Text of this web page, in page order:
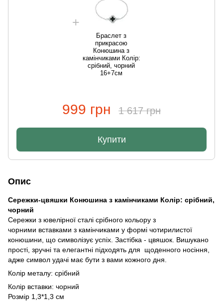
Браслет з
прикрасою
Конюшина з
камінчиками Колір:
срібний, чорний
16+7см
999 грн 1 617 грн
Купити
Опис
Сережки-цвяшки Конюшина з камінчиками Колір: срібний,
чорний
Сережки з ювелірної сталі срібного кольору з
чорними вставками з камінчиками у формі чотирилистої
конюшини, що символізує успіх. Застібка - цвяшок. Вишукано
прості, зручні та елегантні підходять для щоденного носіння,
адже символ удачі має бути з вами кожного дня.
Колір металу: срібний
Колір вставки: чорний
Розмір 1,3*1,3 см